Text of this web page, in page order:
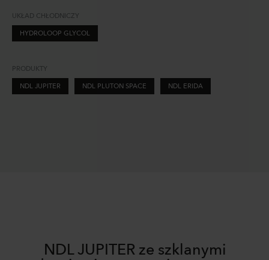
UKŁAD CHŁODNICZY
HYDROLOOP GLYCOL
PRODUKTY
NDL JUPITER
NDL PLUTON SPACE NDL ERIDA
NDL JUPITER ze szklanymi